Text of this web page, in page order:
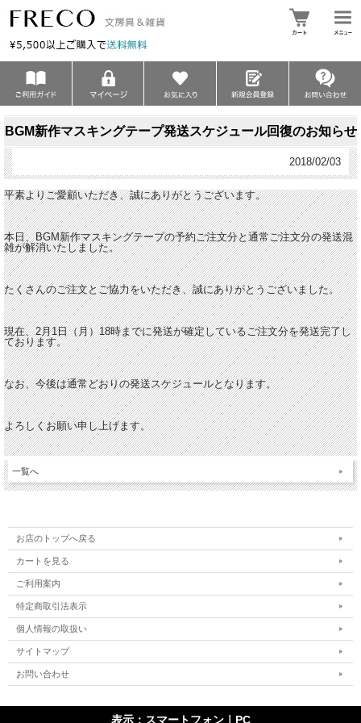
BGM新作マスキングテープ発送スケジュール回復のお知らせ
2018/02/03
平素よりご愛顧いただき、誠にありがとうございます。
本日、BGM新作マスキングテープの予約ご注文分と通常ご注文分の発送混
雑が解消いたしました。
たくさんのご注文とご協力をいただき、誠にありがとうございました。
現在、2月1日（月）18時までに発送が確定しているご注文分を発送完了し
ております。
なお、今後は通常どおりの発送スケジュールとなります。
よろしくお願い申し上げます。
一覧へ
お店のトップへ戻る
カートを見る
ご利用案内
特定商取引法表示
個人情報の取扱い
サイトマップ
お問い合わせ
表示：スマートフォン｜ PC